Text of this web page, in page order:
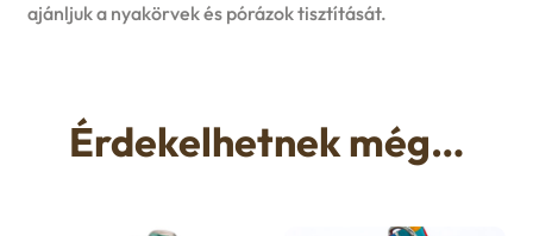
ajánljuk a nyakörvek és pórázok tisztítását.
Érdekelhetnek még…